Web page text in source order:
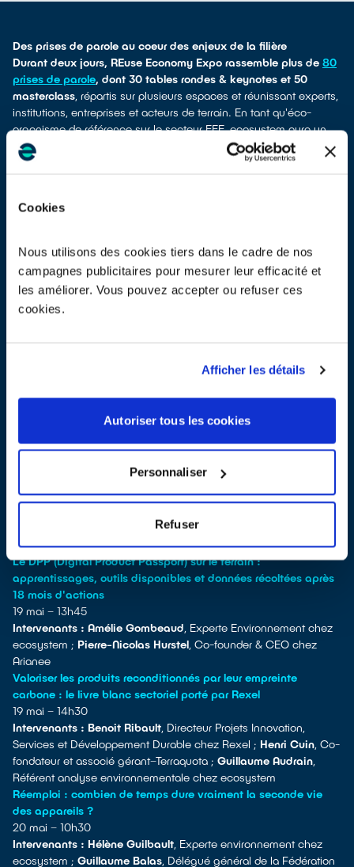
Cookies
Nous utilisons des cookies tiers dans le cadre de nos
campagnes publicitaires pour mesurer leur efficacité et
les améliorer. Vous pouvez accepter ou refuser ces
cookies.
Afficher les détails
Autoriser tous les cookies
Personnaliser
Refuser
Des prises de parole au coeur des enjeux de la filière
Durant deux jours, REuse Economy Expo rassemble plus de 80
prises de parole, dont 30 tables rondes & keynotes et 50
masterclass, répartis sur plusieurs espaces et réunissant experts,
institutions, entreprises et acteurs de terrain. En tant qu'éco-
organisme de référence sur le secteur EEE, ecosystem aura un
rôle central pour animer les échanges, partager ses retours
d'expérience et présenter ses initiatives et solutions innovantes.
Table ronde ecosystem
des gisements dans la filière DEEE et batteries pour
19 mai 2026 11h30 – 12h15
Intervenants : Patrick Richard , Directeur Clients & Services
ecosystem ;
Nadjib RENAI
Jean-Pierre Parisi, Président de la
Commission Réemploi FEDERREC
Réglementation sur le réemploi : entre ambition française et
Intervenants : Clara GROJEAN, Chargée des affaires publiques
Responsable Affaires Juridiques à la FIEEC,
Responsable des affaires publiques et juridiques à l’INEC
Le DPP (Digital Product Passport) sur le terrain :
apprentissages, outils disponibles et données récoltées après
18 mois d'actions
19 mai – 13h45
Intervenants : Amélie Gombeaud, Experte Environnement chez
ecosystem ; Pierre-Nicolas Hurstel, Co-founder & CEO chez
Arianee
Valoriser les produits reconditionnés par leur empreinte
carbone : le livre blanc sectoriel porté par Rexel
19 mai – 14h30
Intervenants : Benoit Ribault, Directeur Projets Innovation,
Services et Développement Durable chez Rexel ; Henri Cuin, Co-
fondateur et associé gérant–Terraquota ; Guillaume Audrain,
Référent analyse environnementale chez ecosystem
Réemploi : combien de temps dure vraiment la seconde vie
des appareils ?
20 mai – 10h30
Intervenants : Hélène Guilbault, Experte environnement chez
ecosystem ; Guillaume Balas, Délégué général de la Fédération